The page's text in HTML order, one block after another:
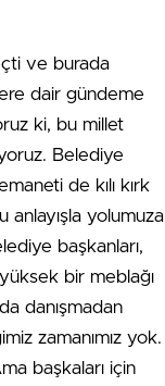
ve burada
dair gündeme
ki, bu millet
Belediye
de kılı kırk
anlayışla yolumuza
başkanları,
bir meblağı
danışmadan
zamanımız yok.
başkaları için